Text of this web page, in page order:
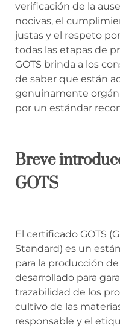
verificación de la
nocivas, el
justas y el respeto
todas las etapas de
GOTS brinda a los
de saber que están
genuinamente
por un estándar
Breve
GOTS
El certificado GOTS
Standard) es un
para la producción
desarrollado para
trazabilidad de los
cultivo de las
responsable y el